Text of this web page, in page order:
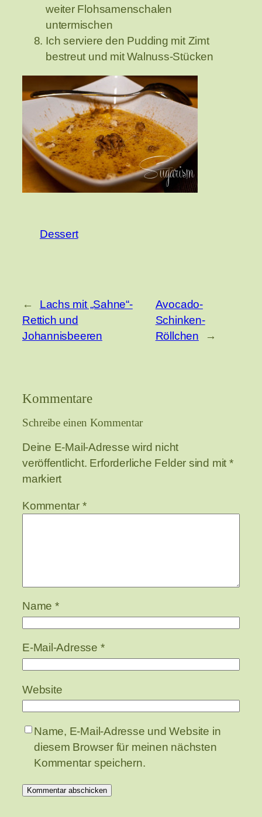
weiter Flohsamenschalen
untermischen
Ich serviere den Pudding mit Zimt
bestreut und mit Walnuss-Stücken
Dessert
←
Lachs mit „Sahne“-
Rettich und
Johannisbeeren
Avocado-
Schinken-
Röllchen
→
Kommentare
Schreibe einen Kommentar
Deine E-Mail-Adresse wird nicht
veröffentlicht. Erforderliche Felder sind mit *
markiert
Kommentar *
Name *
E-Mail-Adresse *
Website
Name, E-Mail-Adresse und Website in
diesem Browser für meinen nächsten
Kommentar speichern.